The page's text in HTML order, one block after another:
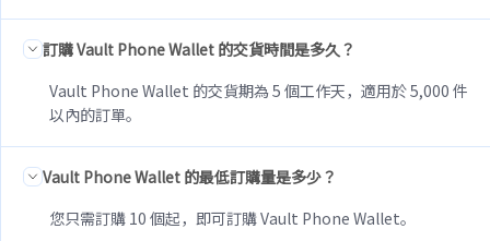
訂購 Vault Phone Wallet 的交貨時間是多久？
Vault Phone Wallet 的交貨期為 5 個工作天，適用於 5,000 件
以內的訂單。
Vault Phone Wallet 的最低訂購量是多少？
您只需訂購 10 個起，即可訂購 Vault Phone Wallet。